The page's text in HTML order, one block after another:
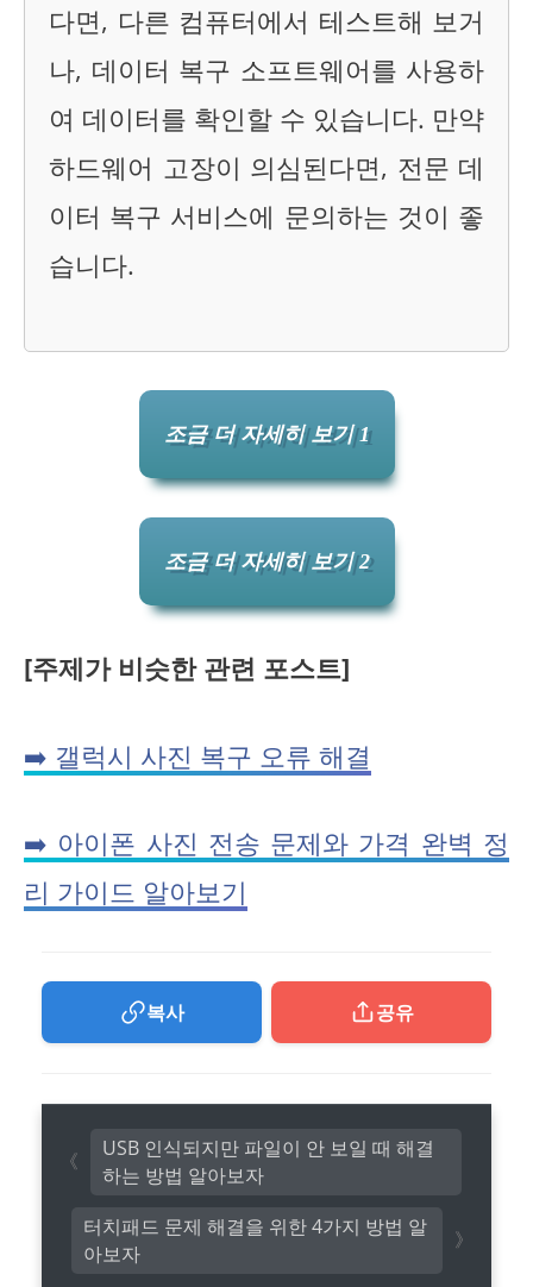
다면, 다른 컴퓨터에서 테스트해 보거
나, 데이터 복구 소프트웨어를 사용하
여 데이터를 확인할 수 있습니다. 만약
하드웨어 고장이 의심된다면, 전문 데
이터 복구 서비스에 문의하는 것이 좋
습니다.
조금 더 자세히 보기 1
조금 더 자세히 보기 2
[주제가 비슷한 관련 포스트]
➡️ 갤럭시 사진 복구 오류 해결
➡️ 아이폰 사진 전송 문제와 가격 완벽 정
리 가이드 알아보기
복사 공유
터치패드 문제 해결을 위한 4가지 방법 알
아보자
USB 인식되지만 파일이 안 보일 때 해결
하는 방법 알아보자